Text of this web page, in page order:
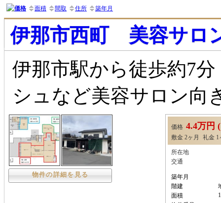
価格 面積 間取 住所 築年月
伊那市西町 美容サロ
伊那市駅から徒歩約7
シュなど美容サロン向
物件の詳細を見る
価格 4.4万円
敷金 2ヶ月 礼金 1
所在地
交通
築年月
階建
面積